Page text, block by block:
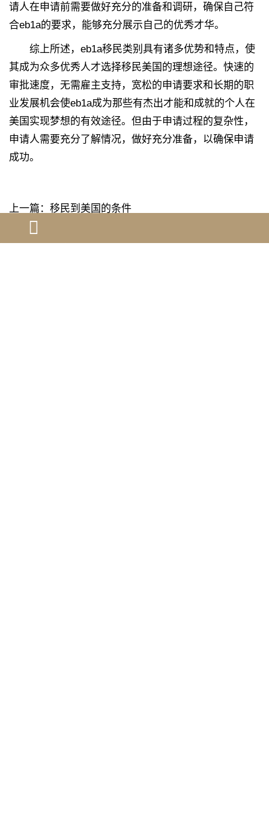
请人在申请前需要做好充分的准备和调研，确保自己符
合eb1a的要求，能够充分展示自己的优秀才华。
综上所述，eb1a移民类别具有诸多优势和特点，使
其成为众多优秀人才选择移民美国的理想途径。快速的
审批速度，无需雇主支持，宽松的申请要求和长期的职
业发展机会使eb1a成为那些有杰出才能和成就的个人在
美国实现梦想的有效途径。但由于申请过程的复杂性，
申请人需要充分了解情况，做好充分准备，以确保申请
成功。
上一篇： 移民到美国的条件